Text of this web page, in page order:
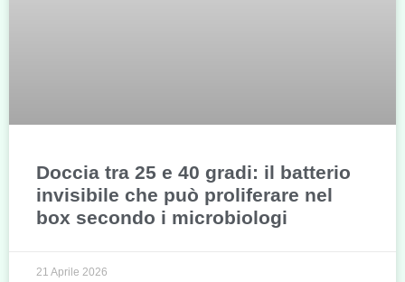
Doccia tra 25 e 40 gradi: il batterio
invisibile che può proliferare nel
box secondo i microbiologi
21 Aprile 2026